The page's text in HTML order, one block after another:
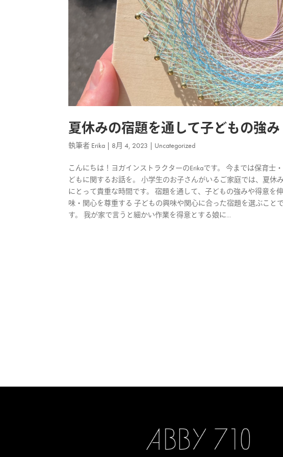
夏休みの宿題を通して子どもの強
執筆者 Erika | 8月 4, 2023 | Uncategorized
こんにちは！ヨガインストラクターのErikaです。 今までは保育
どもに関するお話を。 小学生のお子さんがいるご家庭では、夏
にとって貴重な時間です。 宿題を通して、子どもの強みや得意を
味・関心を尊重する 子どもの興味や関心に合った宿題を選ぶこと
す。 我が家で言うと細かい作業を得意とする娘に...